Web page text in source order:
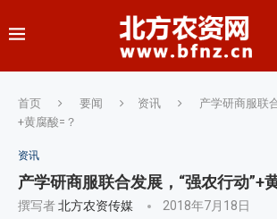
首页 要闻 资讯
产学研商服联
+黄腐酸=？
资讯
产学研商服联合发展，“强农行动”+
撰写者北方农资传媒 2018年7月18日